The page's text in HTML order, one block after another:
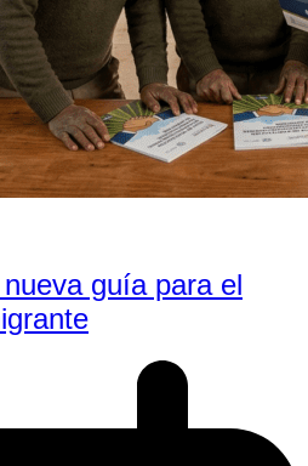
guía para el